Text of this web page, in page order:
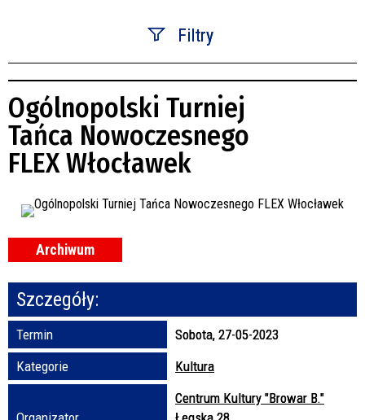
Filtry
Kategoria
Trwające w zakresie
Miejsce
Ogólnopolski Turniej
Tańca Nowoczesnego
FLEX Włocławek
Archiwum
Szczegóły:
Termin
Sobota, 27-05-2023
Kategorie
Kultura
Centrum Kultury "Browar B."